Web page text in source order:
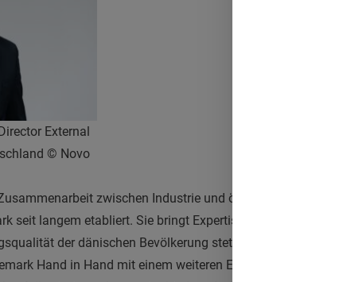
External
© Novo
zwischen Industrie und öffentlicher Hand in
seit langem etabliert. Sie bringt Expertise aus beiden
der dänischen Bevölkerung stetig zu verbessern. Die
Hand in Hand mit einem weiteren Entwicklungsbereich,